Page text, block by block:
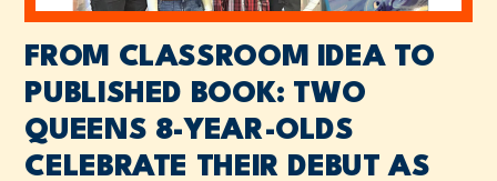
FROM CLASSROOM IDEA TO
PUBLISHED BOOK: TWO
QUEENS 8-YEAR-OLDS
CELEBRATE THEIR DEBUT AS